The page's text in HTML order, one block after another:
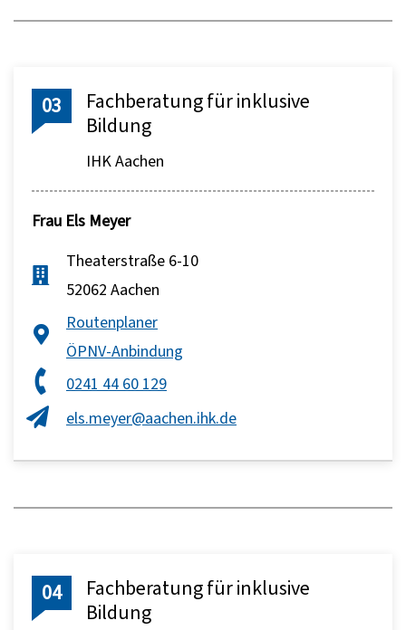
03
Fachberatung für inklusive
Bildung
IHK Aachen
Frau Els Meyer
Theaterstraße 6-10
52062 Aachen
Routenplaner
ÖPNV-Anbindung
0241 44 60 129
els.meyer@aachen.ihk.de
04
Fachberatung für inklusive
Bildung